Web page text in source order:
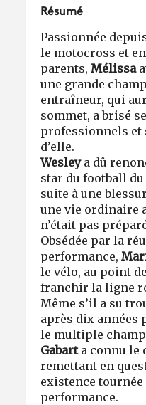
Résumé
Passionnée
le motocross et
parents,Mélissa
une grande
entraîneur, qui
sommet, a brisé
professionnels et
d’elle.
Wesleya dû
star du football
suite à une
une vie ordinaire
n’était pas
Obsédée par la
performance,
le vélo, au point
franchir la ligne
Même s’il a su
après dix années
le multiple
Gabarta connu le
remettant en
existence tournée
performance.